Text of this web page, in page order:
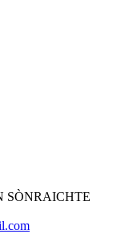
SÒNRAICHTE